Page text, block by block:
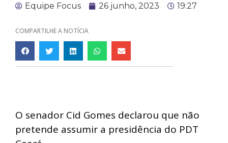
Equipe Focus 26 junho, 2023 19:27
COMPARTILHE A NOTÍCIA
O senador Cid Gomes declarou que não
pretende assumir a presidência do PDT